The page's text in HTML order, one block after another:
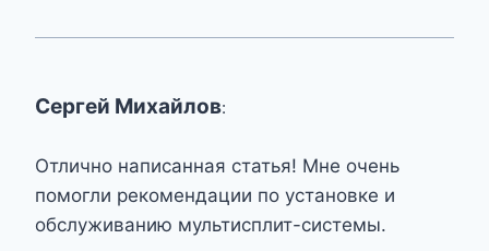
Сергей Михайлов:
Отлично написанная статья! Мне очень
помогли рекомендации по установке и
обслуживанию мультисплит-системы.